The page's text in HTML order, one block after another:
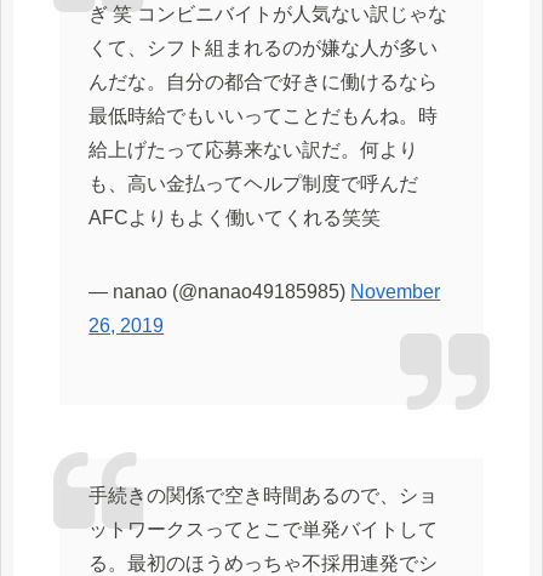
ぎ 笑 コンビニバイトが人気ない訳じゃな
くて、シフト組まれるのが嫌な人が多い
んだな。自分の都合で好きに働けるなら
最低時給でもいいってことだもんね。時
給上げたって応募来ない訳だ。何より
も、高い金払ってヘルプ制度で呼んだ
AFCよりもよく働いてくれる笑笑
— nanao (@nanao49185985) November
26, 2019
手続きの関係で空き時間あるので、ショ
ットワークスってとこで単発バイトして
る。最初のほうめっちゃ不採用連発でシ